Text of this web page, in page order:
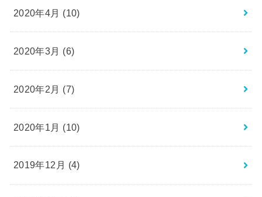
2020年4月 (10)
2020年3月 (6)
2020年2月 (7)
2020年1月 (10)
2019年12月 (4)